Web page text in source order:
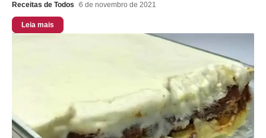
Receitas de Todos 6 de novembro de 2021
Leia mais